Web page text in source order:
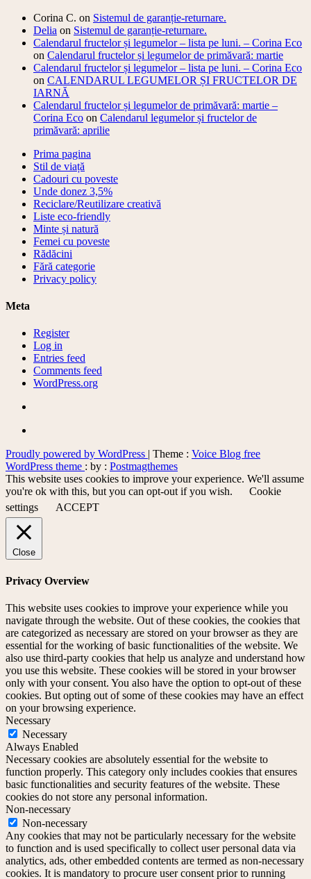
Corina C. on Sistemul de garanție-returnare.
Delia on Sistemul de garanție-returnare.
Calendarul fructelor și legumelor – lista pe luni. – Corina Eco
on Calendarul fructelor și legumelor de primăvară: martie
Calendarul fructelor și legumelor – lista pe luni. – Corina Eco
on CALENDARUL LEGUMELOR ȘI FRUCTELOR DE
IARNĂ
Calendarul fructelor și legumelor de primăvară: martie –
Corina Eco on Calendarul legumelor și fructelor de
primăvară: aprilie
Prima pagina
Stil de viață
Cadouri cu poveste
Unde donez 3,5%
Reciclare/Reutilizare creativă
Liste eco-friendly
Minte și natură
Femei cu poveste
Rădăcini
Fără categorie
Privacy policy
Meta
Register
Log in
Entries feed
Comments feed
WordPress.org
Proudly powered by WordPress | Theme : Voice Blog free
WordPress theme : by : Postmagthemes
This website uses cookies to improve your experience. We'll assume
you're ok with this, but you can opt-out if you wish.
Cookie
settings
ACCEPT
Close
Privacy Overview
This website uses cookies to improve your experience while you
navigate through the website. Out of these cookies, the cookies that
are categorized as necessary are stored on your browser as they are
essential for the working of basic functionalities of the website. We
also use third-party cookies that help us analyze and understand how
you use this website. These cookies will be stored in your browser
only with your consent. You also have the option to opt-out of these
cookies. But opting out of some of these cookies may have an effect
on your browsing experience.
Necessary
Necessary
Always Enabled
Necessary cookies are absolutely essential for the website to
function properly. This category only includes cookies that ensures
basic functionalities and security features of the website. These
cookies do not store any personal information.
Non-necessary
Non-necessary
Any cookies that may not be particularly necessary for the website
to function and is used specifically to collect user personal data via
analytics, ads, other embedded contents are termed as non-necessary
cookies. It is mandatory to procure user consent prior to running